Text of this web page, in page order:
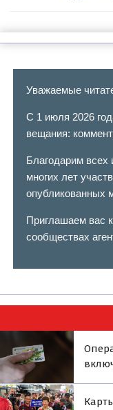
Уважаемые
С 1 июля 2026
вещания:
Благодарим всех
многих лет
опубликованных
Приглашаем вас
сообществах